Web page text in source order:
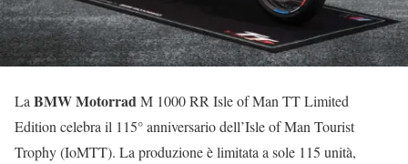
La BMW Motorrad M 1000 RR Isle of Man TT Limited
Edition celebra il 115° anniversario dell’Isle of Man Tourist
Trophy (IoMTT). La produzione è limitata a sole 115 unità,